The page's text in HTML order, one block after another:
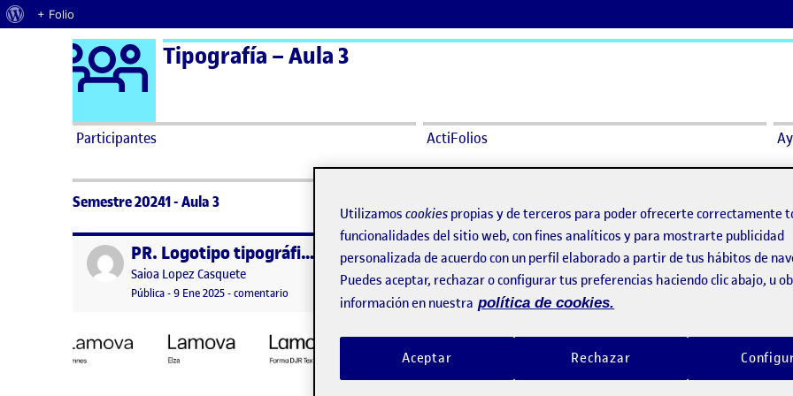
Acerca de WordPress
+ Folio
Saltar al contenido Logo Ágora
Tipografía – Aula 3
Participantes ActiFolios
Semestre 20241 - Aula 3
Publicado por PR. Logotipo tipográfico
Publicado por
Saioa Lopez Casquete
Visibilidad:
Pública-Fecha de publicación
9 Ene 202510 enero, 2025 12:33 am
-comentario en PR. Logotipo tipográfico
Publicado por PEC 3. Espaciado: kerning y tracking
Publicado por
Saioa Lopez Casquete
Visibilidad: Fecha de publicación12 diciembre, 2024 11:43 pm
comentario en PEC 3. Espaciado: kerning y tracking
Publicado por
Publicado por
Saioa Lopez Casquete
Fecha de publicación
Utilizamos cookies propias y de terceros para poder ofrecerte correctamente
funcionalidades del sitio web, con fines analíticos y para mostrarte publicidad
personalizada de acuerdo con un perfil elaborado a partir de tus hábitos de
Puedes aceptar, rechazar o configurar tus preferencias haciendo clic abajo, u
información en nuestra política de cookies.
Rechazar
Aceptar